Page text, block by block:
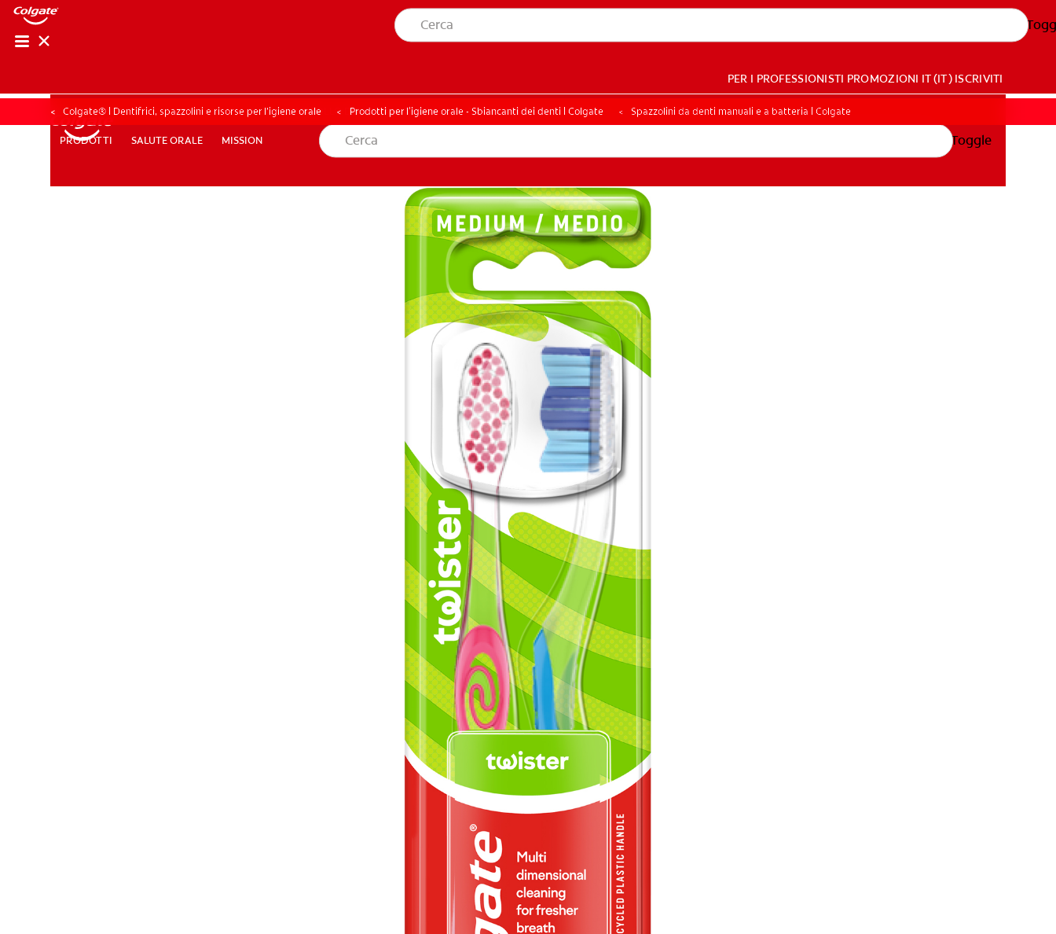
PRODOTTI SALUTE ORALE MISSION
PER I PROFESSIONISTI PROMOZIONI IT (IT) ISCRIVITI
PRODOTTI SALUTE ORALE MISSION
CONTROLLO DELLA SALUTE ORALE TROVA I PRODOTTI PER TE
Toggle
Colgate® | Dentifrici, spazzolini e risorse per l’igiene orale Prodotti per l'igiene orale - Sbiancanti dei denti | Colgate Spazzolini da denti manuali e a batteria | Colgate